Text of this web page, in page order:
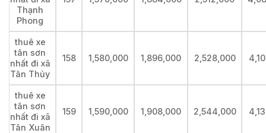
Thạnh
Phong
thuê xe
tân sơn
nhất đi xã
Tân Thủy
158 1,580,000 1,896,000 2,528,000
thuê xe
tân sơn
nhất đi xã
Tân Xuân
159 1,590,000 1,908,000 2,544,000